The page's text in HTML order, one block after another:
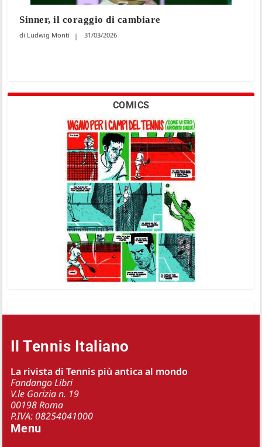
Sinner, il coraggio di cambiare
Ludwig Monti 31/03/2026
COMICS
Il Tennis Italiano
La rivista di Tennis più antica al mondo
Fandango Libri
V.le Gorizia n. 19
00198 Roma
P.IVA: 08254041000
Menu